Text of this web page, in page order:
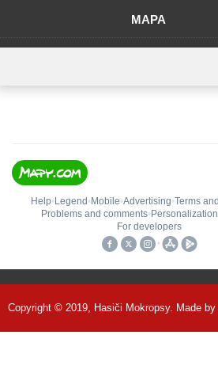
MAPA
Copyright © 2019, Hasiči Mokropsy. Made by